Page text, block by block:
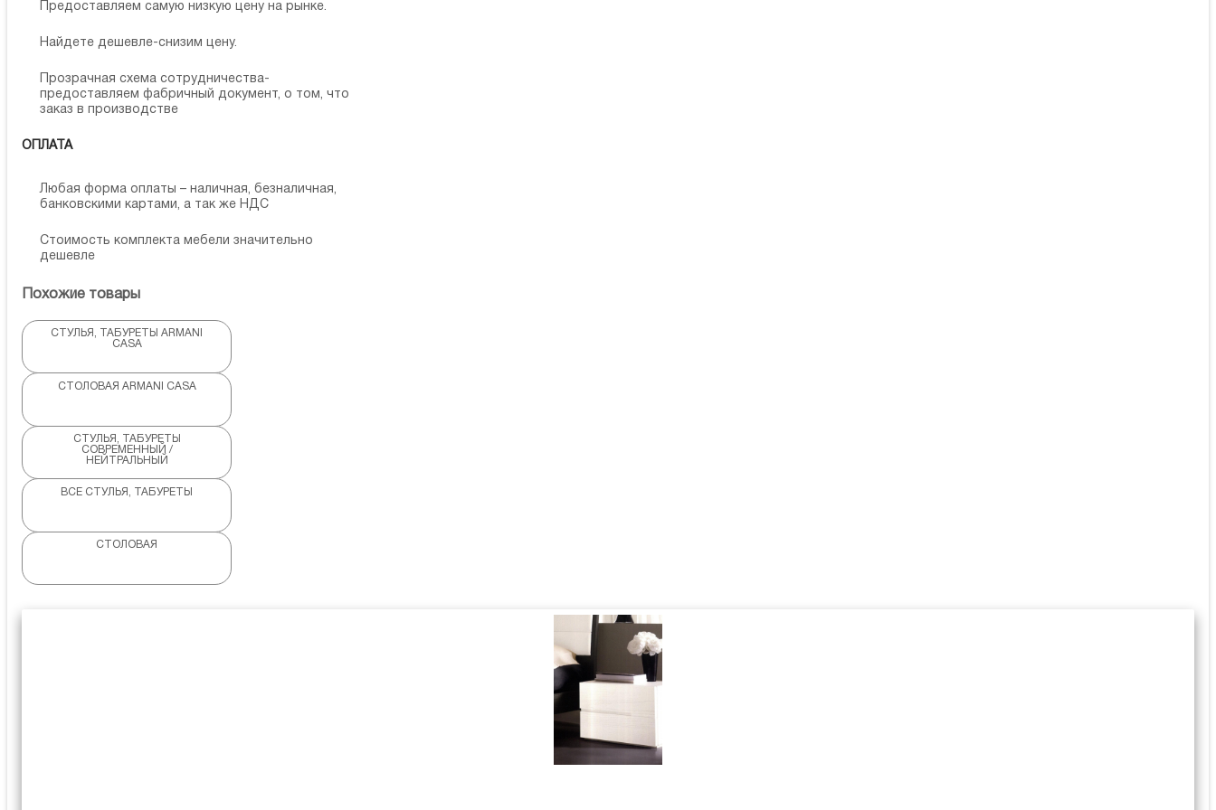
Предоставляем самую низкую цену на рынке.
Найдете дешевле-снизим цену.
Прозрачная схема сотрудничества-
предоставляем фабричный документ, о том, что
заказ в производстве
ОПЛАТА
Любая форма оплаты – наличная, безналичная,
банковскими картами, а так же НДС
Стоимость комплекта мебели значительно
дешевле
Похожие товары
СТУЛЬЯ, ТАБУРЕТЫ ARMANI
CASA
СТОЛОВАЯ ARMANI CASA
СТУЛЬЯ, ТАБУРЕТЫ
СОВРЕМЕННЫЙ /
НЕЙТРАЛЬНЫЙ
ВСЕ СТУЛЬЯ, ТАБУРЕТЫ
СТОЛОВАЯ